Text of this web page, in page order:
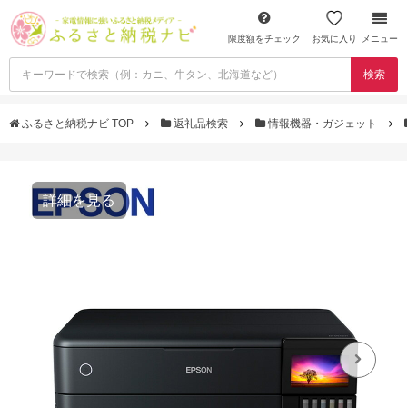
限度額をチェック お気に入り メニュー
検索
ふるさと納税ナビ TOP 返礼品検索 情報機器・ガジェット
詳細を見る